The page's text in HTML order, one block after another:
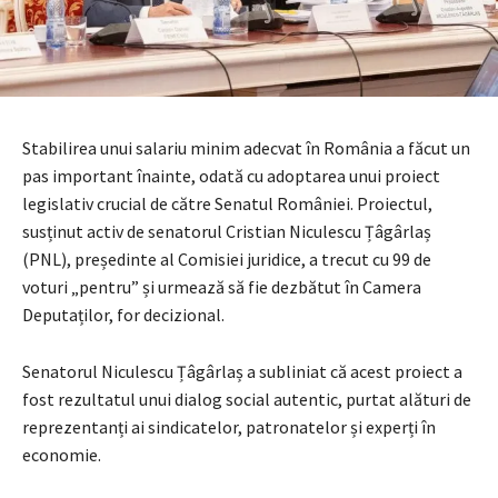
Stabilirea unui salariu minim adecvat în România a făcut un
pas important înainte, odată cu adoptarea unui proiect
legislativ crucial de către Senatul României. Proiectul,
susținut activ de senatorul Cristian Niculescu Țâgârlaș
(PNL), președinte al Comisiei juridice, a trecut cu 99 de
voturi „pentru” și urmează să fie dezbătut în Camera
Deputaților, for decizional.
Senatorul Niculescu Țâgârlaș a subliniat că acest proiect a
fost rezultatul unui dialog social autentic, purtat alături de
reprezentanți ai sindicatelor, patronatelor și experți în
economie.